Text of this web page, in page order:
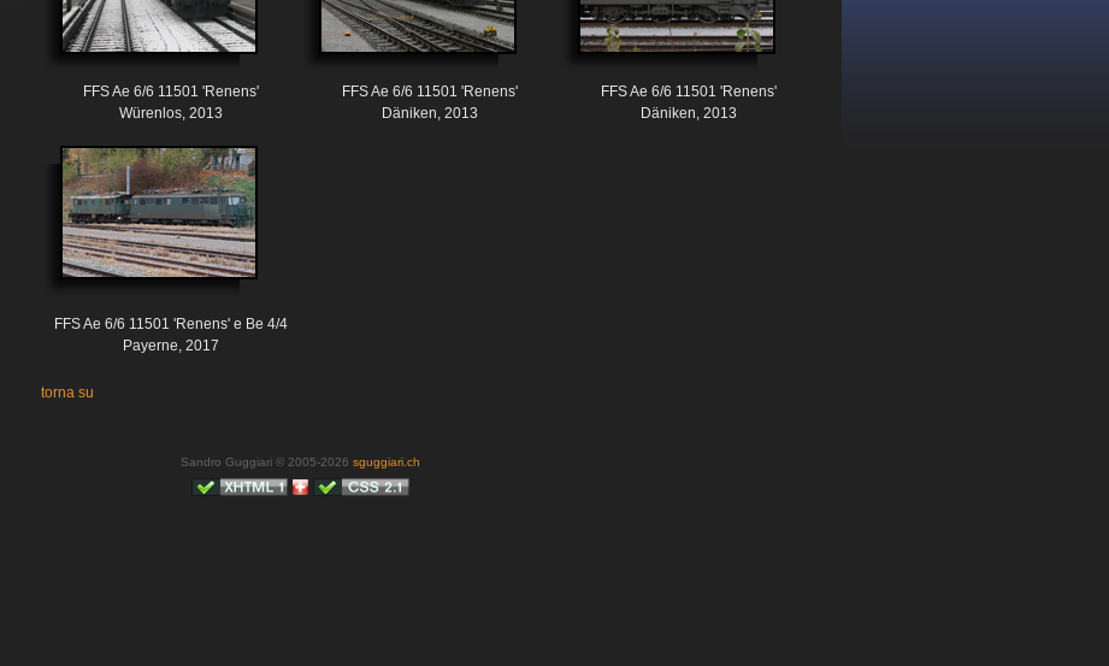
FFS Ae 6/6 11501 'Renens'
Würenlos, 2013
FFS Ae 6/6 11501 'Renens'
Däniken, 2013
FFS Ae 6/6 11501 'Renens'
Däniken, 2013
FFS Ae 6/6 11501 'Renens' e Be 4/4
Payerne, 2017
torna su
Sandro Guggiari © 2005-2026 sguggiari.ch